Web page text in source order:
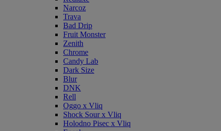
Narcoz
Trava
Bad Drip
Fruit Monster
Zenith
Chrome
Candy Lab
Dark Size
Blur
DNK
Rell
Oggo x Vliq
Shock Sour x Vliq
Holodno Pisec x Vliq